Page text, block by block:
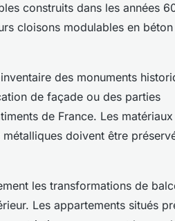
construits dans les années
cloisons modulables en béton
des monuments
de façade ou des parties
de France. Les matériaux
doivent être
les transformations de
Les appartements situés